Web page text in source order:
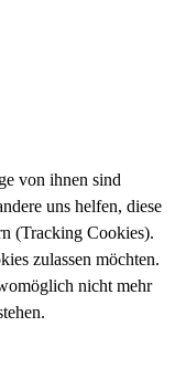
von ihnen sind
uns helfen, diese
(Tracking Cookies).
zulassen möchten.
nicht mehr